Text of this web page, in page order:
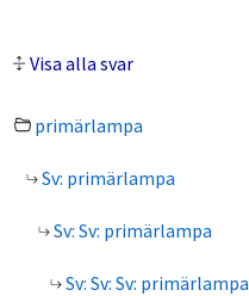
Visa alla svar
primärlampa
Sv: primärlampa
Sv: Sv: primärlampa
Sv: Sv: Sv: primärlampa